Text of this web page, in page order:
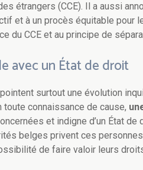
étrangers (CCE). Il a aussi
et à un procès équitable pour
du CCE et au principe de
avec un État de droit
pointent surtout une évolution
connaissance de cause,
et indigne d’un État
belges privent ces
de faire valoir leurs